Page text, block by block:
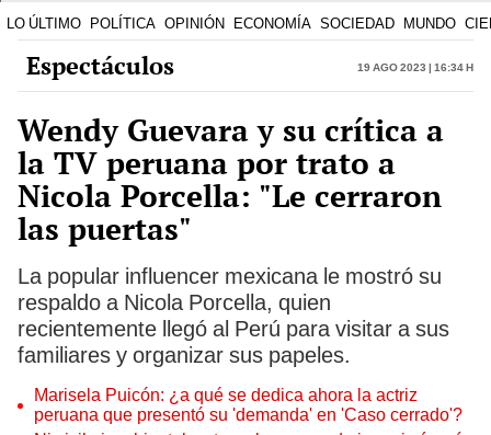
LO ÚLTIMO POLÍTICA OPINIÓN ECONOMÍA SOCIEDAD MUNDO
Espectáculos 19 Ago 2023 | 16:34 h
Wendy Guevara y su crítica a
la TV peruana por trato a
Nicola Porcella: "Le cerraron
las puertas"
La popular influencer mexicana le mostró su
respaldo a Nicola Porcella, quien
recientemente llegó al Perú para visitar a sus
familiares y organizar sus papeles.
Marisela Puicón: ¿a qué se dedica ahora la actriz
peruana que presentó su 'demanda' en 'Caso cerrado'?